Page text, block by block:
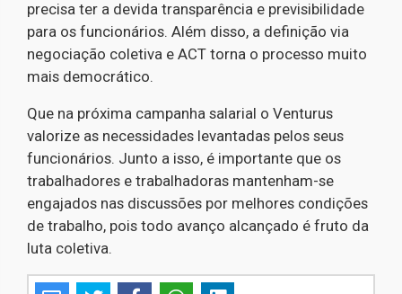
precisa ter a devida transparência e previsibilidade
para os funcionários. Além disso, a definição via
negociação coletiva e ACT torna o processo muito
mais democrático.
Que na próxima campanha salarial o Venturus
valorize as necessidades levantadas pelos seus
funcionários. Junto a isso, é importante que os
trabalhadores e trabalhadoras mantenham-se
engajados nas discussões por melhores condições
de trabalho, pois todo avanço alcançado é fruto da
luta coletiva.